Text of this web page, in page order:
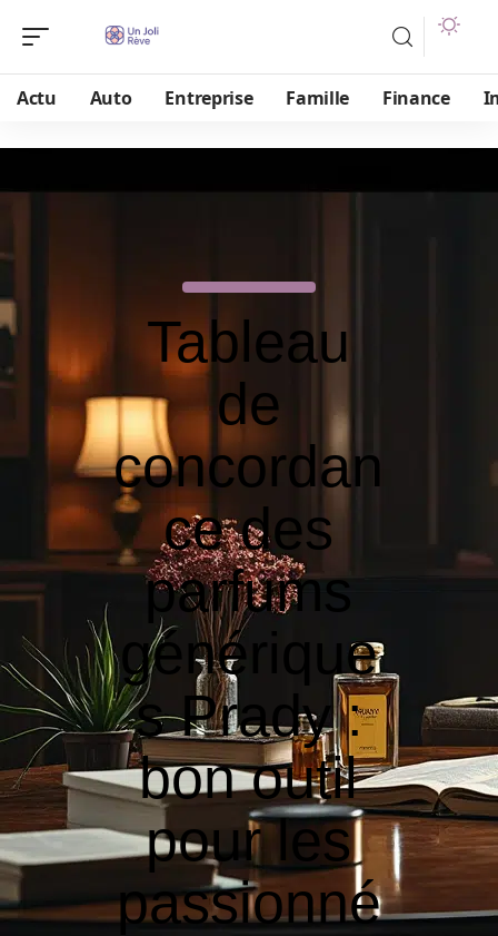
Actu Auto Entreprise Famille Finance
Tableau
de
concordan
ce des
parfums
générique
s Prady :
bon outil
pour les
passionné